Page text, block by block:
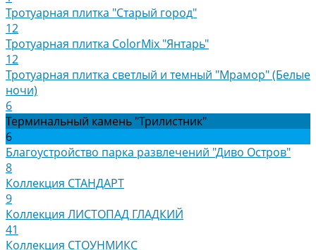
Тротуарная плитка "Старый город"
12
Тротуарная плитка ColorMix "Янтарь"
12
Тротуарная плитка светлый и темный "Мрамор" (Белые
ночи)
6
Терминальный камень "Трилистник"
6
Благоустройство парка развлечений "Диво Остров"
8
Коллекция СТАНДАРТ
9
Коллекция ЛИСТОПАД ГЛАДКИЙ
41
Коллекция СТОУНМИКС